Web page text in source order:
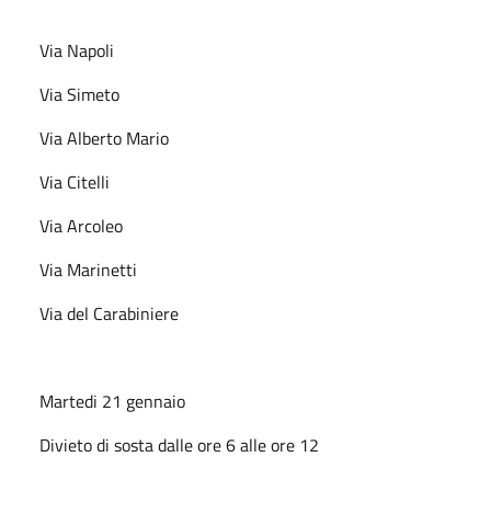
Via Napoli
Via Simeto
Via Alberto Mario
Via Citelli
Via Arcoleo
Via Marinetti
Via del Carabiniere
Martedi 21 gennaio
Divieto di sosta dalle ore 6 alle ore 12